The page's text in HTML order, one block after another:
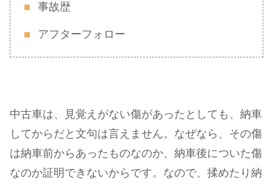
事故歴
アフターフォロー
中古車は、見覚えがない傷があったとしても、納車
してからだと文句は言えません。なぜなら、その傷
は納車前からあったものなのか、納車後についた傷
なのか証明できないからです。なので、揉めたり納